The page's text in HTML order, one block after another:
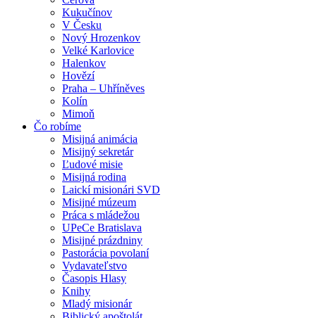
Kukučínov
V Česku
Nový Hrozenkov
Velké Karlovice
Halenkov
Hovězí
Praha – Uhříněves
Kolín
Mimoň
Čo robíme
Misijná animácia
Misijný sekretár
Ľudové misie
Misijná rodina
Laickí misionári SVD
Misijné múzeum
Práca s mládežou
UPeCe Bratislava
Misijné prázdniny
Pastorácia povolaní
Vydavateľstvo
Časopis Hlasy
Knihy
Mladý misionár